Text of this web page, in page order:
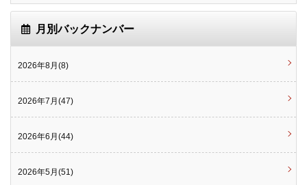
月別バックナンバー
2026年8月(8)
2026年7月(47)
2026年6月(44)
2026年5月(51)